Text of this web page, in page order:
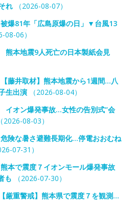
れ（2026-08-07）
爆81年「広島原爆の日」▼台風13
06）
本地震9人死亡の日本製紙会見
藤井取材】熊本地震から1週間…八
生出演（2026-08-04）
オン爆発事故…女性の告別式“会
08-03）
険な暑さ避難長期化…停電おおむね
07-31）
本で震度７イオンモール爆発事故
も （2026-07-30）
厳重警戒】熊本県で震度７を観測…